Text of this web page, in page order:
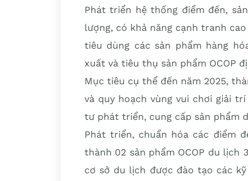
Phát triển hệ thống điểm đến,
lượng, có khả năng cạnh tranh
tiêu dùng các sản phẩm hàng
xuất và tiêu thụ sản phẩm OCOP
Mục tiêu cụ thể đến năm 2025,
và quy hoạch vùng vui chơi giải
tư phát triển, cung cấp sản phẩm
Phát triển, chuẩn hóa các điểm
thành 02 sản phẩm OCOP du lịch
cơ sở du lịch được đào tạo các